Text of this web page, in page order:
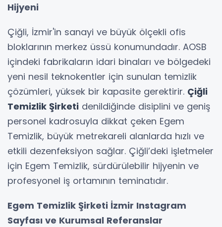
Hijyeni
Çiğli, İzmir'in sanayi ve büyük ölçekli ofis
bloklarının merkez üssü konumundadır. AOSB
içindeki fabrikaların idari binaları ve bölgedeki
yeni nesil teknokentler için sunulan temizlik
çözümleri, yüksek bir kapasite gerektirir. Çiğli
Temizlik Şirketi denildiğinde disiplini ve geniş
personel kadrosuyla dikkat çeken Egem
Temizlik, büyük metrekareli alanlarda hızlı ve
etkili dezenfeksiyon sağlar. Çiğli’deki işletmeler
için Egem Temizlik, sürdürülebilir hijyenin ve
profesyonel iş ortamının teminatıdır.
Egem Temizlik Şirketi İzmir Instagram
Sayfası ve Kurumsal Referanslar